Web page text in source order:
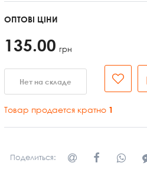
ОПТОВІ ЦІНИ
135.00 грн
Нет на складе
Товар продается кратно 1
Поделиться: